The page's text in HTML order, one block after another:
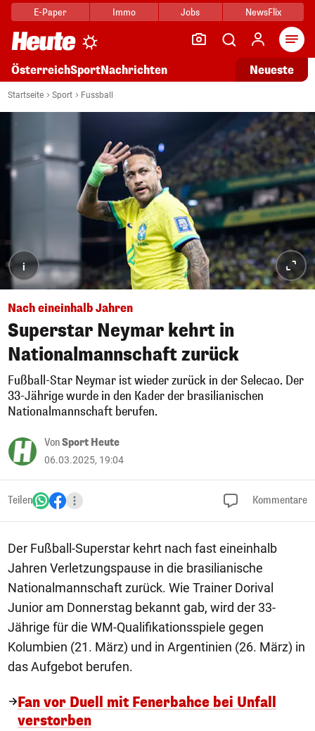
E-Paper Immo Jobs NewsFlix
ÖsterreichSportNachrichten Neueste
Startseite Sport Fussball
i
Nach eineinhalb Jahren
Superstar Neymar kehrt in
Nationalmannschaft zurück
Fußball-Star Neymar ist wieder zurück in der Selecao. Der
33-Jährige wurde in den Kader der brasilianischen
Nationalmannschaft berufen.
VonSport Heute
06.03.2025, 19:04
Teilen Kommentare
Der Fußball-Superstar kehrt nach fast eineinhalb
Jahren Verletzungspause in die brasilianische
Nationalmannschaft zurück. Wie Trainer Dorival
Junior am Donnerstag bekannt gab, wird der 33-
Jährige für die WM-Qualifikationsspiele gegen
Kolumbien (21. März) und in Argentinien (26. März) in
das Aufgebot berufen.
Fan vor Duell mit Fenerbahce bei Unfall
verstorben